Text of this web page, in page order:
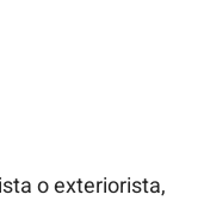
o exteriorista,